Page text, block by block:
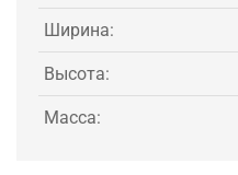
Ширина:
Высота:
Масса: